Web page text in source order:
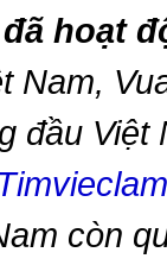
đã hoạt
Nam,
đầu Việt
còn